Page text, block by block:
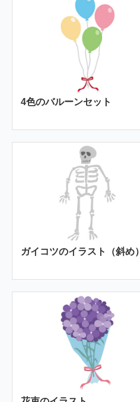
4色のバルーンセット
ガイコツのイラスト（斜め）